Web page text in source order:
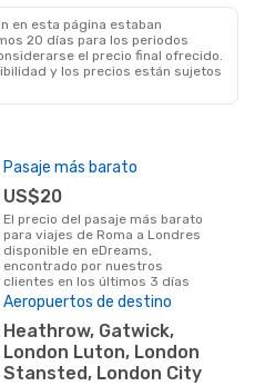
en esta página estaban
20 días para los periodos
el precio final ofrecido.
y los precios están sujetos
Pasaje más barato
US$20
El precio del pasaje más barato
para viajes de Roma a Londres
disponible en eDreams,
encontrado por nuestros
clientes en los últimos 3 días
Aeropuertos de destino
Heathrow, Gatwick,
London Luton, London
Stansted, London City